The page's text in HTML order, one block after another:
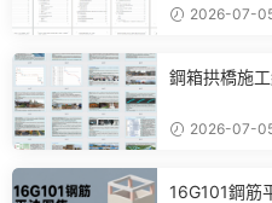
2026-07-
鋼箱拱橋施
2026-07-
16G101鋼筋